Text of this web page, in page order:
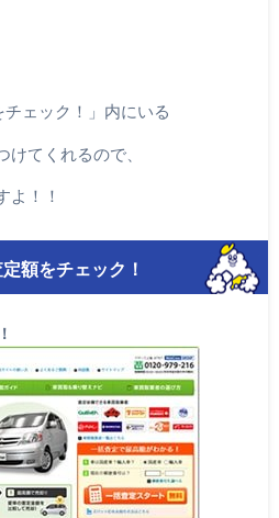
ェック！」内にいる
てくれるので、
よ！！
額をチェック！